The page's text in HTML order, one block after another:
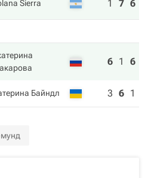
Sierra 1 7 6
6 1 6
Байндл 3 6 1